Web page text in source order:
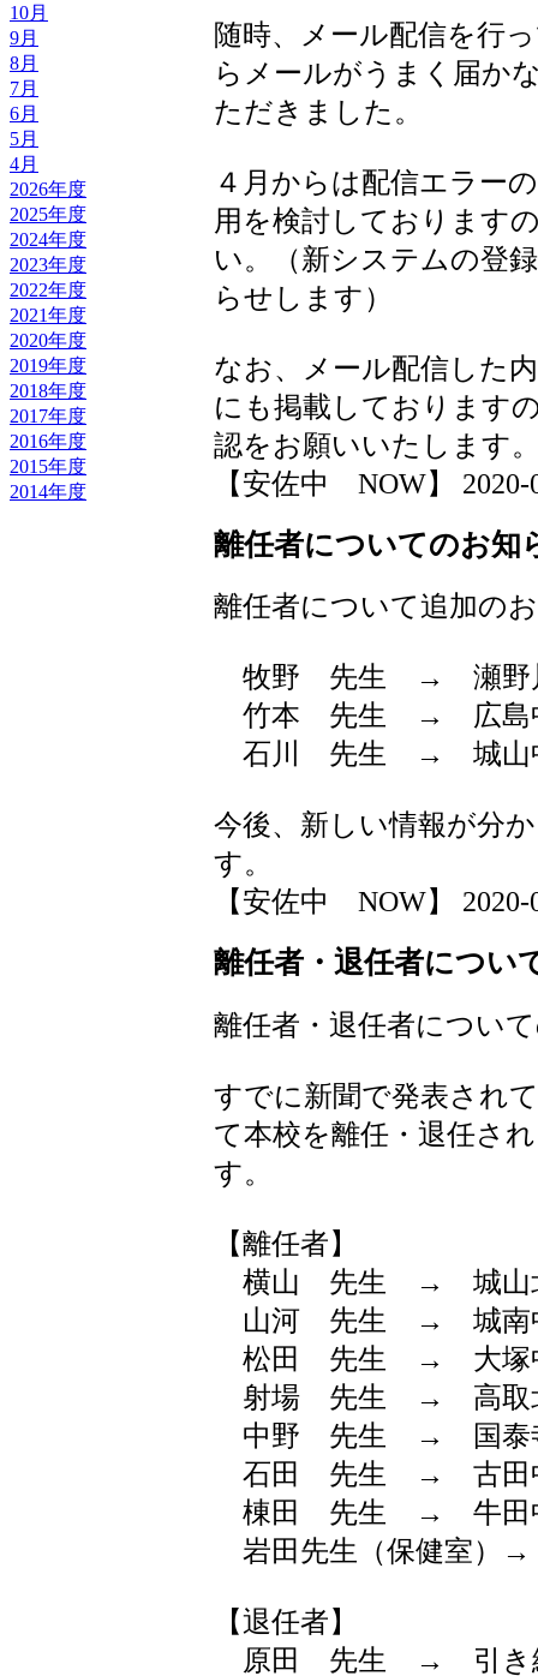
10月
9月
8月
7月
6月
5月
4月
2026年度
2025年度
2024年度
2023年度
2022年度
2021年度
2020年度
2019年度
2018年度
2017年度
2016年度
2015年度
2014年度
随時、メール配信を行
らメールがうまく届か
ただきました。
４月からは配信エラー
用を検討しております
い。（新システムの登
らせします）
なお、メール配信した
にも掲載しております
認をお願いいたします
【安佐中 NOW】 2020-
離任者についてのお知
離任者について追加の
牧野 先生 → 瀬野川
竹本 先生 → 広島中
石川 先生 → 城山
今後、新しい情報が分
す。
【安佐中 NOW】 2020-
離任者・退任者につい
離任者・退任者につい
すでに新聞で発表され
て本校を離任・退任さ
す。
【離任者】
横山 先生 → 城山
山河 先生 → 城南
松田 先生 → 大塚
射場 先生 → 高取
中野 先生 → 国泰
石田 先生 → 古田
棟田 先生 → 牛田
岩田先生（保健室）
【退任者】
原田 先生 → 引き続